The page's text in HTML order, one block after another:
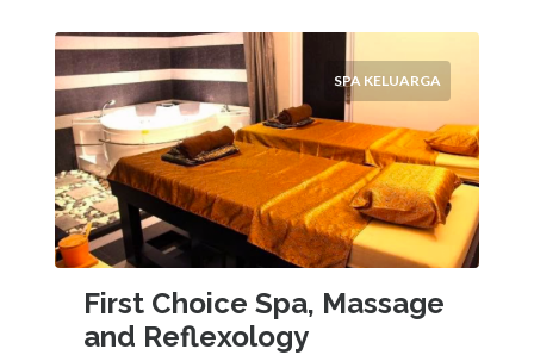
SPA KELUARGA
First Choice Spa, Massage
and Reflexology